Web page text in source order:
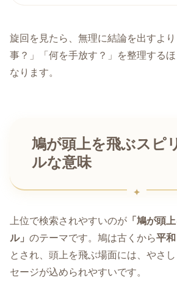
旋回を見たら、無理に結論を出すよ
事？」「何を手放す？」を整理する
なります。
鳩が頭上を飛ぶスピ
ルな意味
上位で検索されやすいのが 「鳩が頭
ル」 のテーマです。鳩は古くから平
とされ、頭上を飛ぶ場面には、やさ
セージが込められやすいです。